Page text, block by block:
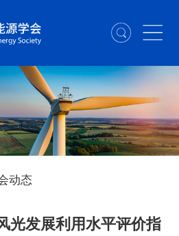
动态
光发展利用水平评价指